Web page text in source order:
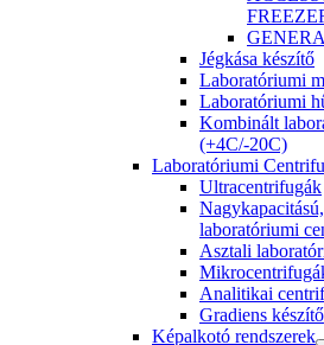
Jégkása készítő
Laboratóriumi
Laboratóriumi
Kombinált
(+4C/-20C)
Laboratóriumi
Ultracentrifugák
laboratóriumi
Asztali
Analitikai
Gradiens készítő
Képalkotó rendszerek